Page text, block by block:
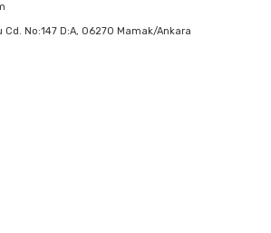
Cd. No:147 D:A, 06270 Mamak/Ankara